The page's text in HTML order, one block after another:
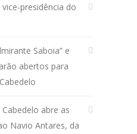
presidência do
Saboia” e
abertos para
abre as
Navio Antares, da